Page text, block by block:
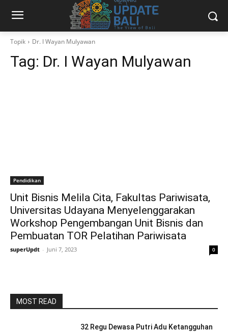
Topik Dr. I Wayan Mulyawan
Tag: Dr. I Wayan Mulyawan
Pendidikan
Unit Bisnis Melila Cita, Fakultas Pariwisata,
Universitas Udayana Menyelenggarakan
Workshop Pengembangan Unit Bisnis dan
Pembuatan TOR Pelatihan Pariwisata
superUpdt - Juni 7, 2023 0
MOST READ
32 Regu Dewasa Putri Adu Ketangguhan